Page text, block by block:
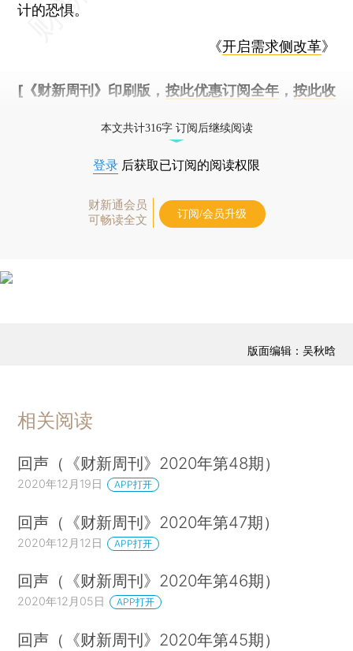
计的恐惧。
《开启需求侧改革》
[《财新周刊》印刷版， 按此优惠订阅全年， 按此收
本文共计316字 订阅后继续阅读
登录 后获取已订阅的阅读权限
财新通会员
可畅读全文
订阅/会员升级
版面编辑：吴秋晗
相关阅读
回声（《财新周刊》2020年第48期）
2020年12月19日 APP打开
回声（《财新周刊》2020年第47期）
2020年12月12日 APP打开
回声（《财新周刊》2020年第46期）
2020年12月05日 APP打开
回声（《财新周刊》2020年第45期）